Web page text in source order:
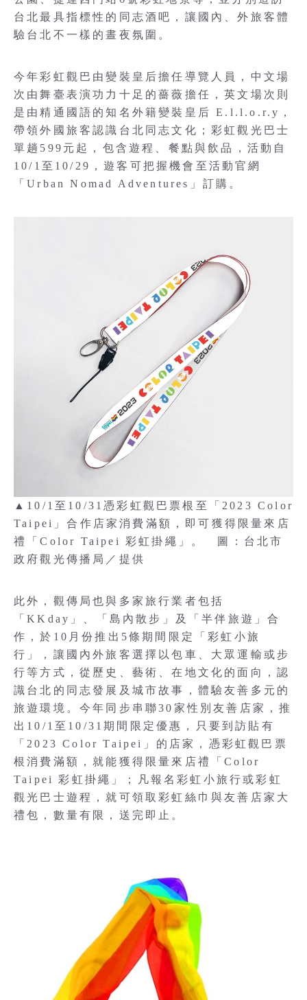
台北最具指標性的同志酒吧，讓國內、外旅客體
驗台北不一樣的晝夜氛圍。
今年彩虹觀巴由變裝皇后擔任導覽人員，中文場
次由舞臺表演功力十足的薔薇擔任，英文場次則
是由精通國語的知名外籍變裝皇后 E.l.l.o.r.y，
帶領外國旅客認識台北同志文化；彩虹觀光巴士
單趟599元起，包含遊程、餐點與飲品，活動自
10/1至10/29，遊客可把握機會至活動官網
「Urban Nomad Adventures」訂購。
▲10/1至10/31憑彩虹觀巴票根至「2023 Color
Taipei」合作店家消費滿額，即可獲得限量來店
禮「Color Taipei 彩虹掛繩」。 圖：台北市
政府觀光傳播局／提供
此外，觀傳局也與多家旅行業者包括
「KKday」、「島內散步」及「半伴旅遊」合
作，於10月份推出5條期間限定「彩虹小旅
行」，讓國內外旅客選擇以包車、大眾運輸或步
行等方式，從歷史、藝術、在地文化的面向，認
識台北的同志發展及城市故事，體驗友善多元的
旅遊環境。今年同步串聯30家性別友善店家，推
出10/1至10/31期間限定優惠，只要到訪貼有
「2023 Color Taipei」的店家，憑彩虹觀巴票
根消費滿額，就能獲得限量來店禮「Color
Taipei 彩虹掛繩」；凡報名彩虹小旅行或彩虹
觀光巴士遊程，就可領取彩虹絲巾與友善店家大
禮包，數量有限，送完即止。